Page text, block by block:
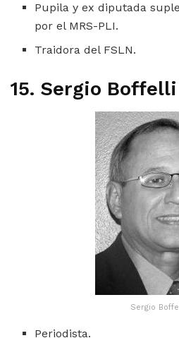
Pupila y ex diputada
por el MRS-PLI.
Traidora del FSLN.
15. Sergio Boffelli
Sergio
Periodista.